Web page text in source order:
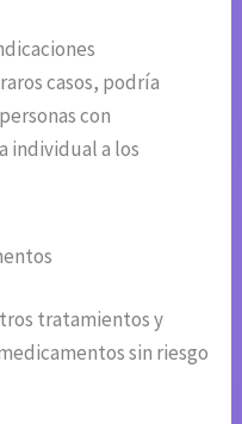
casos, podría
con
individual a los
tratamientos y
sin riesgo